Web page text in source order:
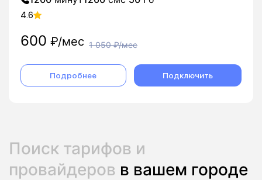
4.6
600 ₽/мес 1 050₽/мес
Подробнее Подключить
Поиск тарифов и
провайдеров в вашем городе